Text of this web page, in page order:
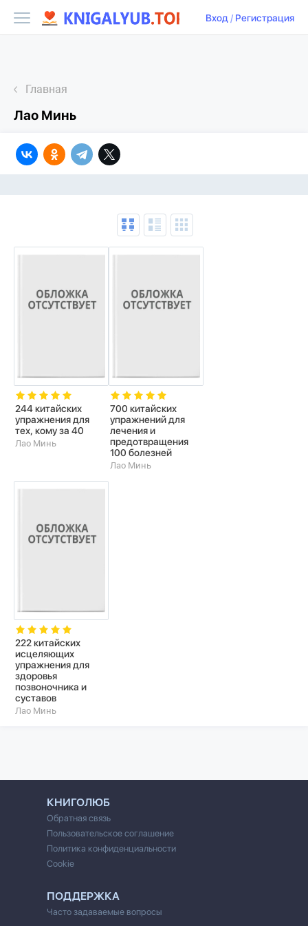
Вход/ Регистрация
Главная
Лао Минь
244 китайских
упражнения для
тех, кому за 40
Лао Минь
700 китайских
упражнений для
лечения и
предотвращения
100 болезней
Лао Минь
222 китайских
исцеляющих
упражнения для
здоровья
позвоночника и
суставов
Лао Минь
КНИГОЛЮБ
Обратная связь
Пользовательское соглашение
Политика конфиденциальности
Cookie
ПОДДЕРЖКА
Часто задаваемые вопросы